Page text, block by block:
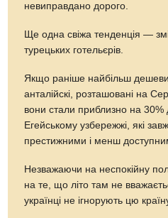
невиправдано дорого.
Ще одна свіжа тенденція —
турецьких готельєрів.
Якщо раніше найбільш
анталійскі, розташовані на
вони стали приблизно на 30%
Егейському узбережжі, які
престижними і менш
Незважаючи на неспокійну
на те, що літо там не
українці не ігнорують цю